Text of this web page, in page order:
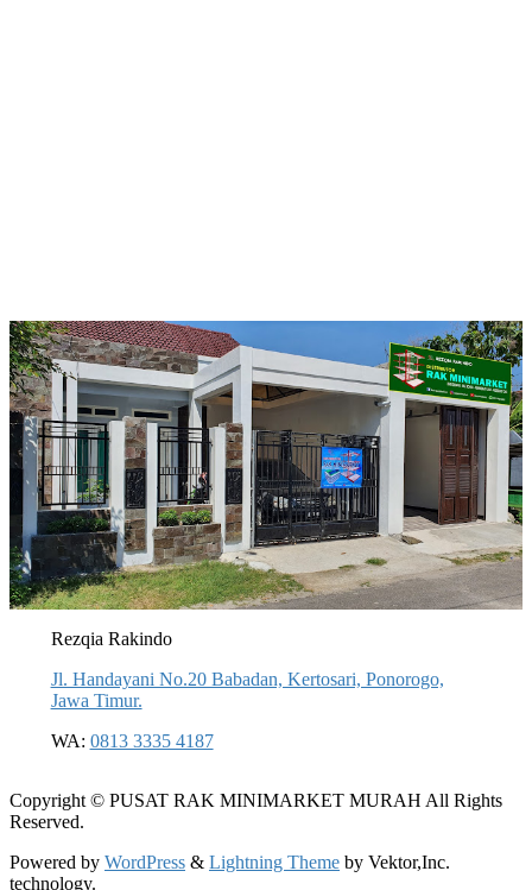
Rezqia Rakindo
Jl. Handayani No.20 Babadan, Kertosari, Ponorogo,
Jawa Timur.
WA: 0813 3335 4187
Copyright © PUSAT RAK MINIMARKET MURAH All Rights
Reserved.
Powered by WordPress & Lightning Theme by Vektor,Inc.
technology.